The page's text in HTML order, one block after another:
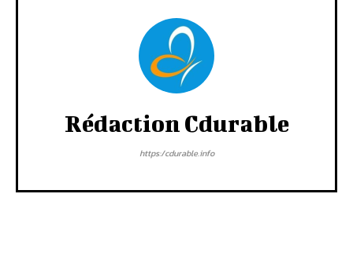
Rédaction Cdurable
https:/cdurable.info